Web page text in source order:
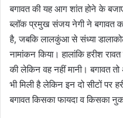
बगावत की यह आग शांत होने के
ब्लॉक प्रमुख संजय नेगी ने बगावत
है, जबकि लालकुंआ से संध्या
नामांकन किया। हालांकि हरीश
की लेकिन वह नहीं मानी। बगावत
भी मिली है लेकिन इन दो सीटों पर
बगावत किसका फायदा व किसका